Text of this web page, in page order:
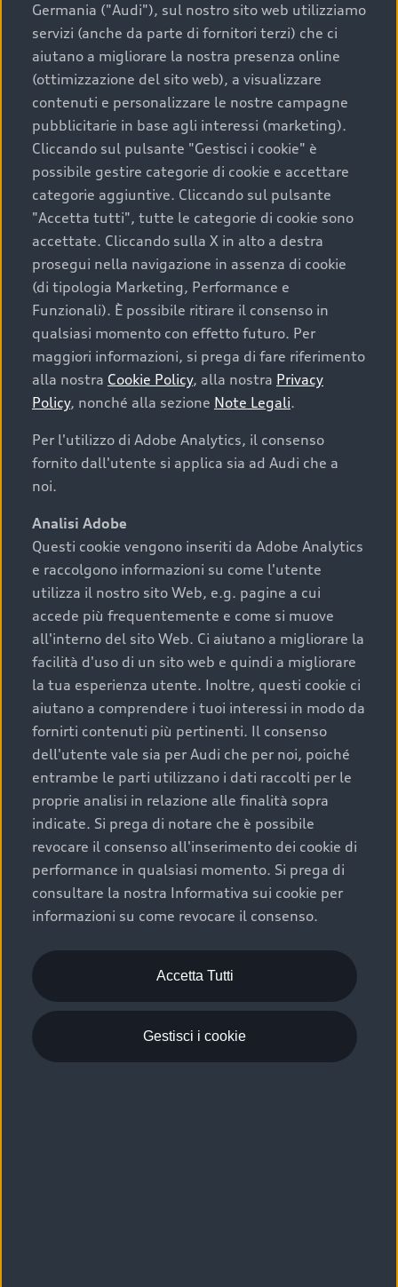
La qualità di acquistare
un’auto usata Audi
Scegliere un’auto usata è una decisione che coniuga
convenienza, affidabilità e sostenibilità. Per fare un
acquisto sicuro, è essenziale considerare aspetti
determinanti come la garanzia inclusa e l’affidabilità del
marchio. Audi offre l’auto usata perfetta tramite Audi
Prima Scelta :plus
Cosa sapere prima di
acquistare la tua prossima
auto
I requisiti fondamentali da considerare prima di
acquistare un’auto usata, oltre al prezzo e all'aspetto,
chilometraggio: un valore contenuto corrisponde a
uno stato migliore del veicolo e a una maggiore
durata nel tempo;
cronologia dei tagliandi: una documentazione
completa della vettura certifica una manutenzione
costante e accurata;
condizioni della carrozzeria e degli interni: una
buona conservazione evidenzia cura e attenzione del
precedente proprietario;
efficienza meccanica: motore, trasmissione e
componenti principali in ottimo stato garantiscono
prestazioni affidabili e sicure.
Acquistare un’auto usata in una Concessionaria ufficiale
Audi che offre l’usato garantito tramite Audi Prima
Scelta :plus, significa affidarsi ad un prodotto che viene
sottoposto a 110 controlli approfonditi e coperto da
garanzia fino a 4 anni per una maggiore tutela del tuo
acquisto.
Germania ("Audi"), sul nostro sito web utilizziamo
servizi (anche da parte di fornitori terzi) che ci
aiutano a migliorare la nostra presenza online
(ottimizzazione del sito web), a visualizzare
contenuti e personalizzare le nostre campagne
pubblicitarie in base agli interessi (marketing).
Cliccando sul pulsante "Gestisci i cookie" è
possibile gestire categorie di cookie e accettare
categorie aggiuntive. Cliccando sul pulsante
"Accetta tutti", tutte le categorie di cookie sono
accettate. Cliccando sulla X in alto a destra
prosegui nella navigazione in assenza di cookie
(di tipologia Marketing, Performance e
Funzionali). È possibile ritirare il consenso in
qualsiasi momento con effetto futuro. Per
maggiori informazioni, si prega di fare riferimento
alla nostra Cookie Policy, alla nostra Privacy
Policy, nonché alla sezione Note Legali.
Per l'utilizzo di Adobe Analytics, il consenso
fornito dall'utente si applica sia ad Audi che a
noi.
Analisi Adobe
Questi cookie vengono inseriti da Adobe Analytics
e raccolgono informazioni su come l'utente
utilizza il nostro sito Web, e.g. pagine a cui
accede più frequentemente e come si muove
all'interno del sito Web. Ci aiutano a migliorare la
facilità d'uso di un sito web e quindi a migliorare
la tua esperienza utente. Inoltre, questi cookie ci
aiutano a comprendere i tuoi interessi in modo da
fornirti contenuti più pertinenti. Il consenso
dell'utente vale sia per Audi che per noi, poiché
entrambe le parti utilizzano i dati raccolti per le
proprie analisi in relazione alle finalità sopra
indicate. Si prega di notare che è possibile
revocare il consenso all'inserimento dei cookie di
performance in qualsiasi momento. Si prega di
consultare la nostra Informativa sui cookie per
informazioni su come revocare il consenso.
Accetta Tutti
Gestisci i cookie